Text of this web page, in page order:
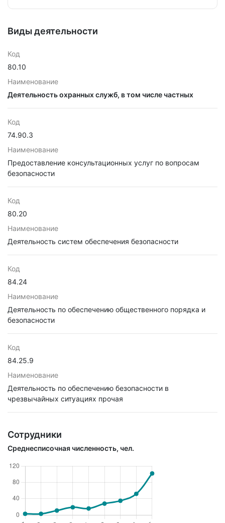
Виды деятельности
Код
80.10
Наименование
Деятельность охранных служб, в том числе частных
Код
74.90.3
Наименование
Предоставление консультационных услуг по вопросам
безопасности
Код
80.20
Наименование
Деятельность систем обеспечения безопасности
Код
84.24
Наименование
Деятельность по обеспечению общественного порядка и
безопасности
Код
84.25.9
Наименование
Деятельность по обеспечению безопасности в
чрезвычайных ситуациях прочая
Сотрудники
Среднесписочная численность, чел.